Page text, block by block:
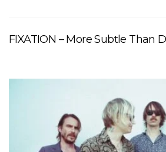
FIXATION – More Subtle Than